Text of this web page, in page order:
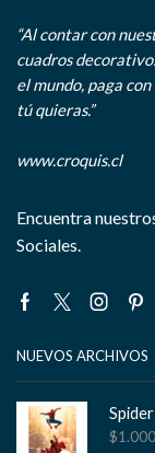
“Al contar con
cuadros
el mundo, paga
tú quieras.”
www.croquis.cl
Encuentra
Sociales.
Facebook
Twitter
NUEVOS ARCHIVOS
$1.000